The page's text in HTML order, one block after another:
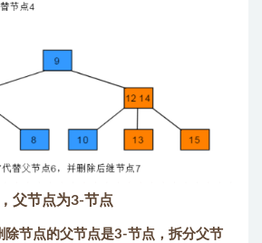
父节点为3-节点
除节点的父节点是3-节点，拆分父节